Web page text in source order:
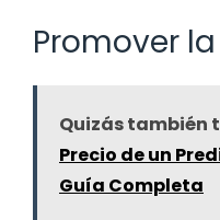
Promover
Quizás también
Precio de un
Guía Completa